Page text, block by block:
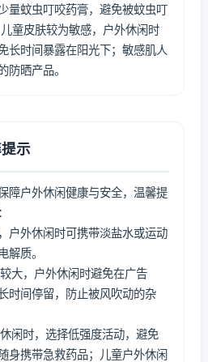
量蚊虫叮咬药膏，避免被蚊虫叮
童皮肤较为敏感，户外休闲时
长时间暴露在阳光下；敏感肌人
防晒产品。
示
障户外休闲健康与安全，温馨提
户外休闲时可携带淡盐水或运动
解质。
大，户外休闲时避免在广告
时间停留，防止被风吹动的杂
闲时，选择低强度活动，避免
身携带急救药品；儿童户外休闲